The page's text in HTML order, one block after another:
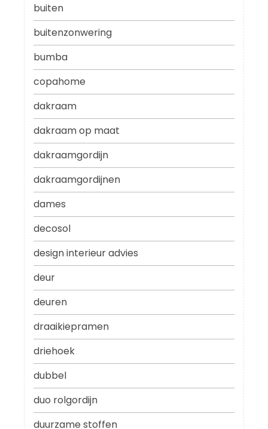
buiten
buitenzonwering
bumba
copahome
dakraam
dakraam op maat
dakraamgordijn
dakraamgordijnen
dames
decosol
design interieur advies
deur
deuren
draaikiepramen
driehoek
dubbel
duo rolgordijn
duurzame stoffen